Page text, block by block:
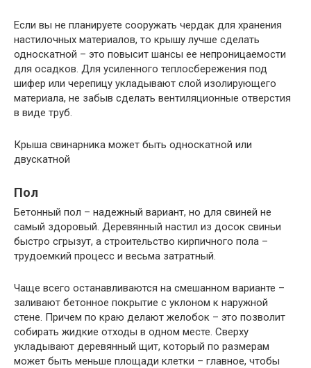
Если вы не планируете сооружать чердак для хранения
настилочных материалов, то крышу лучше сделать
односкатной – это повысит шансы ее непроницаемости
для осадков. Для усиленного теплосбережения под
шифер или черепицу укладывают слой изолирующего
материала, не забыв сделать вентиляционные отверстия
в виде труб.
Крыша свинарника может быть односкатной или
двускатной
Пол
Бетонный пол – надежный вариант, но для свиней не
самый здоровый. Деревянный настил из досок свиньи
быстро сгрызут, а строительство кирпичного пола –
трудоемкий процесс и весьма затратный.
Чаще всего останавливаются на смешанном варианте –
заливают бетонное покрытие с уклоном к наружной
стене. Причем по краю делают желобок – это позволит
собирать жидкие отходы в одном месте. Сверху
укладывают деревянный щит, который по размерам
может быть меньше площади клетки – главное, чтобы